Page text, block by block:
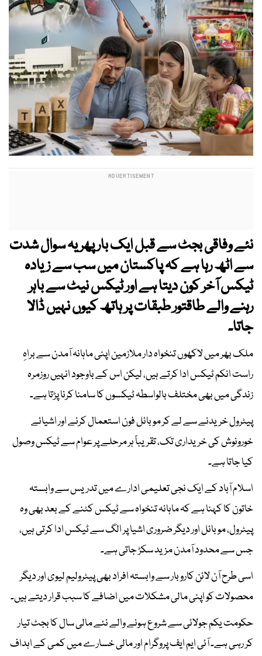
نئے وفاقی بجٹ سے قبل ایک بار پھر یہ سوال شدت
سے اٹھ رہا ہے کہ پاکستان میں سب سے زیادہ
ٹیکس آخر کون دیتا ہے اور ٹیکس نیٹ سے باہر
رہنے والے طاقتور طبقات پر ہاتھ کیوں نہیں ڈالا
جاتا۔
ملک بھر میں لاکھوں تنخواہ دار ملازمین اپنی ماہانہ آمدن سے براہِ
راست انکم ٹیکس ادا کرتے ہیں، لیکن اس کے باوجود انہیں روزمرہ
زندگی میں بھی مختلف بالواسطہ ٹیکسوں کا سامنا کرنا پڑتا ہے۔
پیٹرول خریدنے سے لے کر موبائل فون استعمال کرنے اور اشیائے
خورونوش کی خریداری تک، تقریباً ہر مرحلے پر عوام سے ٹیکس وصول
کیا جاتا ہے۔
اسلام آباد کے ایک نجی تعلیمی ادارے میں تدریس سے وابستہ
خاتون کا کہنا ہے کہ ماہانہ تنخواہ سے ٹیکس کٹنے کے بعد بھی وہ
پیٹرول، موبائل اور دیگر ضروری اشیا پر الگ سے ٹیکس ادا کرتی ہیں،
جس سے محدود آمدن مزید سکڑ جاتی ہے۔
اسی طرح آن لائن کاروبار سے وابستہ افراد بھی پیٹرولیم لیوی اور دیگر
محصولات کو اپنی مالی مشکلات میں اضافے کا سبب قرار دیتے ہیں۔
حکومت یکم جولائی سے شروع ہونے والے نئے مالی سال کا بجٹ تیار
کر رہی ہے۔ آئی ایم ایف پروگرام اور مالی خسارے میں کمی کے اہداف